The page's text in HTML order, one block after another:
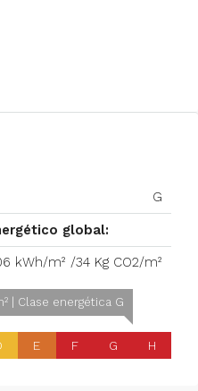
G
global:
kWh/m² /34 Kg CO2/m²
E F
| Clase energética G
G H